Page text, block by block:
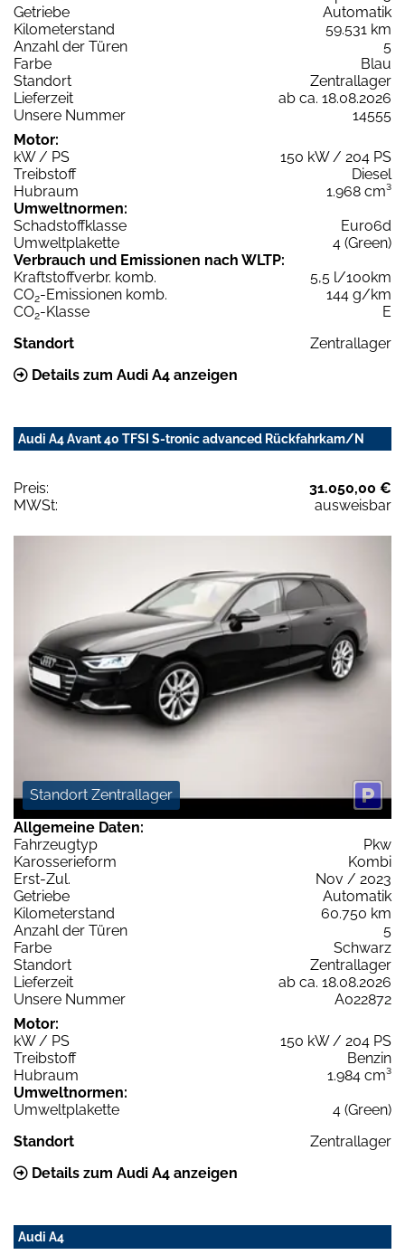
Getriebe
Automatik
Kilometerstand
59.531 km
Anzahl der Türen
5
Farbe
Blau
Standort
Zentrallager
Lieferzeit
ab ca. 18.08.2026
Unsere Nummer
14555
Motor:
kW / PS
150 kW / 204 PS
Treibstoff
Diesel
Hubraum
1.968 cm³
Umweltnormen:
Schadstoffklasse
Euro6d
Umweltplakette
4 (Green)
Verbrauch und Emissionen nach WLTP:
Kraftstoffverbr. komb.
5,5 l/100km
CO2-Emissionen komb.
144 g/km
CO2-Klasse
E
Standort
Zentrallager
Details zum Audi A4 anzeigen
Audi A4 Avant 40 TFSI S-tronic advanced Rückfahrkam/N
Preis:
31.050,00 €
MWSt:
ausweisbar
Standort Zentrallager
Allgemeine Daten:
Fahrzeugtyp
Pkw
Karosserieform
Kombi
Erst-Zul.
Nov / 2023
Getriebe
Automatik
Kilometerstand
60.750 km
Anzahl der Türen
5
Farbe
Schwarz
Standort
Zentrallager
Lieferzeit
ab ca. 18.08.2026
Unsere Nummer
A022872
Motor:
kW / PS
150 kW / 204 PS
Treibstoff
Benzin
Hubraum
1.984 cm³
Umweltnormen:
Umweltplakette
4 (Green)
Standort
Zentrallager
Details zum Audi A4 anzeigen
Audi A4